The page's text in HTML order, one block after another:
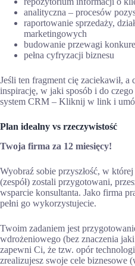
analityczna – procesów
raportowanie sprzedaży,
marketingowych
budowanie przewagi
pełna cyfryzacji biznesu
Jeśli ten fragment cię zaciekawił,
inspirację, w jaki sposób i do
system CRM – Kliknij w link i
Plan idealny vs rzeczywistość
Twoja firma za 12 miesięcy!
Wyobraź sobie przyszłość, w
(zespół) zostali przygotowani,
wsparcie konsultanta. Jako firma
pełni go wykorzystujecie.
Twoim zadaniem jest
wdrożeniowego (bez znaczenia
zapewni Ci, że tzw. opór
zrealizujesz swoje cele biznesowe